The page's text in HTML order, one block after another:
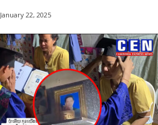
January 22, 2025